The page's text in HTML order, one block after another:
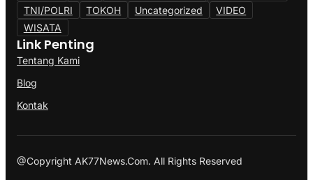
TNI/POLRI
TOKOH Uncategorized
VIDEO
WISATA
Link Penting
Tentang Kami
Blog
Kontak
@Copyright AK77News.Com. All Rights Reserved